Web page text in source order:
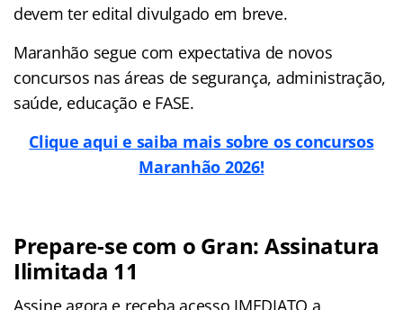
devem ter edital divulgado em breve.
Maranhão segue com expectativa de novos
concursos nas áreas de segurança, administração,
saúde, educação e FASE.
Clique aqui e saiba mais sobre os concursos
Maranhão 2026!
Prepare-se com o Gran: Assinatura
Ilimitada 11
Assine agora e receba acesso IMEDIATO a